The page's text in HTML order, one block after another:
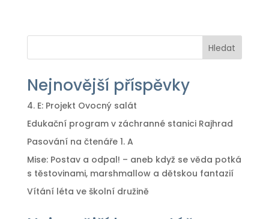
Hledat
Nejnovější příspěvky
4. E: Projekt Ovocný salát
Edukační program v záchranné stanici Rajhrad
Pasování na čtenáře 1. A
Mise: Postav a odpal! – aneb když se věda potká
s těstovinami, marshmallow a dětskou fantazií
Vítání léta ve školní družině